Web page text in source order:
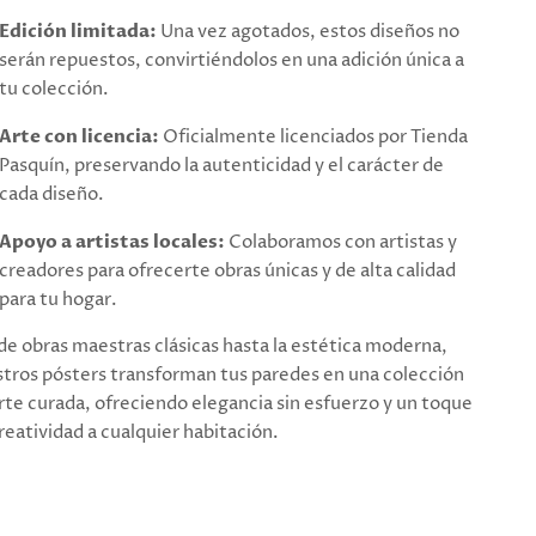
Edición limitada: Una vez agotados, estos diseños no
serán repuestos, convirtiéndolos en una adición única a
tu colección.
Arte con licencia: Oficialmente licenciados por Tienda
Pasquín, preservando la autenticidad y el carácter de
cada diseño.
Apoyo a artistas locales: Colaboramos con artistas y
creadores para ofrecerte obras únicas y de alta calidad
para tu hogar.
obras maestras clásicas hasta la estética moderna,
pósters transforman tus paredes en una colección
curada, ofreciendo elegancia sin esfuerzo y un toque
a cualquier habitación.